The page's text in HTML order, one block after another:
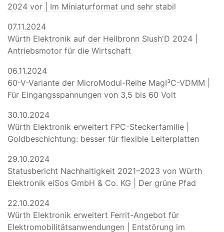
2024 vor | Im Miniaturformat und sehr stabil
07.11.2024
Würth Elektronik auf der Heilbronn Slush'D 2024 |
Antriebsmotor für die Wirtschaft
06.11.2024
60-V-Variante der MicroModul-Reihe MagI³C-VDMM |
Für Eingangsspannungen von 3,5 bis 60 Volt
30.10.2024
Würth Elektronik erweitert FPC-Steckerfamilie |
Goldbeschichtung: besser für flexible Leiterplatten
29.10.2024
Statusbericht Nachhaltigkeit 2021–2023 von Würth
Elektronik eiSos GmbH & Co. KG | Der grüne Pfad
22.10.2024
Würth Elektronik erweitert Ferrit-Angebot für
Elektromobilitätsanwendungen | Entstörung im